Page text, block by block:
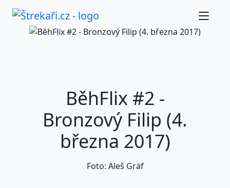
BěhFlix #2 -
Bronzový Filip (4.
března 2017)
Foto: Aleš Gräf